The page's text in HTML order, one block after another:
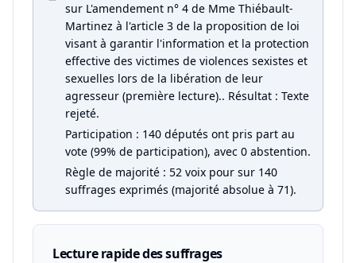
sur L'amendement n° 4 de Mme Thiébault-
Martinez à l'article 3 de la proposition de loi
visant à garantir l'information et la protection
effective des victimes de violences sexistes et
sexuelles lors de la libération de leur
agresseur (première lecture).. Résultat : Texte
rejeté.
Participation : 140 députés ont pris part au
vote (99% de participation), avec 0 abstention.
Règle de majorité : 52 voix pour sur 140
suffrages exprimés (majorité absolue à 71).
Lecture rapide des suffrages